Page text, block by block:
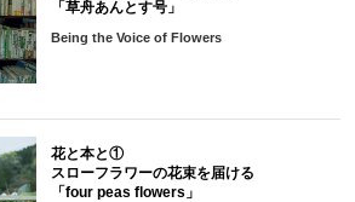
「草舟あんとす号」
Being the Voice of Flowers
花と本と①
スローフラワーの花束を届ける
「four peas flowers」